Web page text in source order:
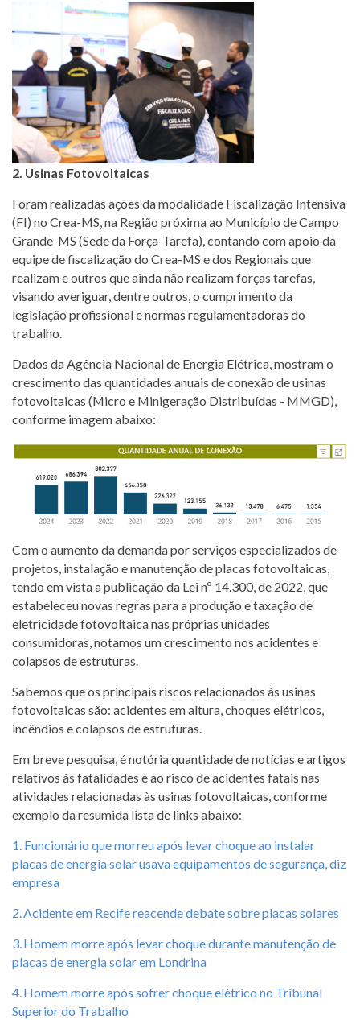
2. Usinas Fotovoltaicas
Foram realizadas ações da modalidade Fiscalização Intensiva
(FI) no Crea-MS, na Região próxima ao Município de Campo
Grande-MS (Sede da Força-Tarefa), contando com apoio da
equipe de fiscalização do Crea-MS e dos Regionais que
realizam e outros que ainda não realizam forças tarefas,
visando averiguar, dentre outros, o cumprimento da
legislação profissional e normas regulamentadoras do
trabalho.
Dados da Agência Nacional de Energia Elétrica, mostram o
crescimento das quantidades anuais de conexão de usinas
fotovoltaicas (Micro e Minigeração Distribuídas - MMGD),
conforme imagem abaixo:
Com o aumento da demanda por serviços especializados de
projetos, instalação e manutenção de placas fotovoltaicas,
tendo em vista a publicação da Lei nº 14.300, de 2022, que
estabeleceu novas regras para a produção e taxação de
eletricidade fotovoltaica nas próprias unidades
consumidoras, notamos um crescimento nos acidentes e
colapsos de estruturas.
Sabemos que os principais riscos relacionados às usinas
fotovoltaicas são: acidentes em altura, choques elétricos,
incêndios e colapsos de estruturas.
Em breve pesquisa, é notória quantidade de notícias e artigos
relativos às fatalidades e ao risco de acidentes fatais nas
atividades relacionadas às usinas fotovoltaicas, conforme
exemplo da resumida lista de links abaixo:
1. Funcionário que morreu após levar choque ao instalar
placas de energia solar usava equipamentos de segurança, diz
empresa
2. Acidente em Recife reacende debate sobre placas solares
3. Homem morre após levar choque durante manutenção de
placas de energia solar em Londrina
4. Homem morre após sofrer choque elétrico no Tribunal
Superior do Trabalho